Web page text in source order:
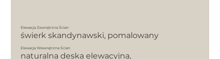
Elewacja Zewnętrzna Ścian
świerk skandynawski, pomalowany
Elewacja Wewnętrzna Ścian
naturalna deska elewacyjna,